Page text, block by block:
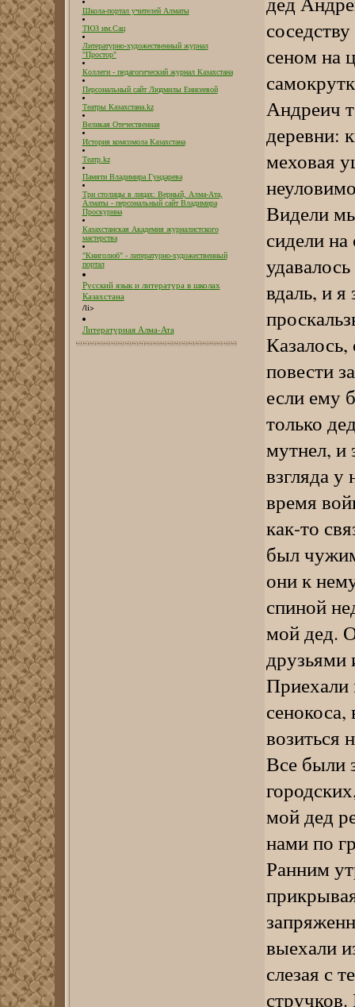
Школа-портал учителей Алматы
ТЮЗ им.Сац
Литературно-художественный журнал
"Простор"
Коллеги - педагогический журнал Казахстана
Персональный сайт Людмилы Енисеевой
Театры Казахстана.kz
Великая Отечественная
История комсомола Казахстана
Театр.kz
Памяти Владимира Гундарева
Три столицы в лицах: Верный, Алма-Ата,
Алматы - персональный сайт Владимира
Проскурина
Казахстанская Академия журналистского
мастерства
"Книголюб" - литературно-художественный
портал
Русский язык и литература в школах
Казахстана
/li>
Литературная Алма-Ата
сеном на
Андреич
деревни:
меховая
Видели
сидели
вдаль, и я
Казалось,
повести
если ему
только
мутнел, и
взгляда
время
как-то
был
они к
спиной
мой дед.
друзьями
сенокоса,
возиться
Все были
мой дед
нами по
Ранним
выехали
слезая с